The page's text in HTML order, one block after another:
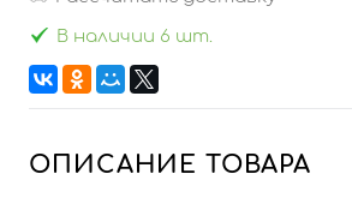
В наличии 6 шт.
ОПИСАНИЕ ТОВАРА